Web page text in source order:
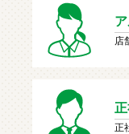
店
正